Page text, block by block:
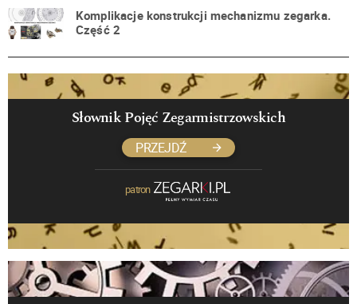
Komplikacje konstrukcji mechanizmu zegarka.
Część 2
Słownik Pojęć Zegarmistrzowskich
PRZEJDŹ
patron